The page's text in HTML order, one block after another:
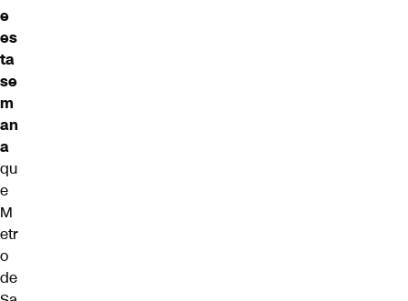
e
es
ta
se
m
an
a
qu
e
M
etr
o
de